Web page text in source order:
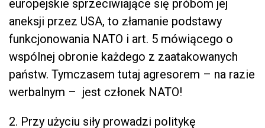
europejskie sprzeciwiające się próbom jej
aneksji przez USA, to złamanie podstawy
funkcjonowania NATO i art. 5 mówiącego o
wspólnej obronie każdego z zaatakowanych
państw. Tymczasem tutaj agresorem – na razie
werbalnym – jest członek NATO!
2. Przy użyciu siły prowadzi politykę